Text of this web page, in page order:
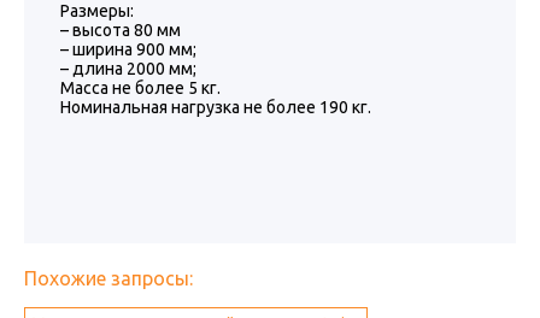
Размеры:
– высота 80 мм
– ширина 900 мм;
– длина 2000 мм;
Масса не более 5 кг.
Номинальная нагрузка не более 190 кг.
Похожие запросы: